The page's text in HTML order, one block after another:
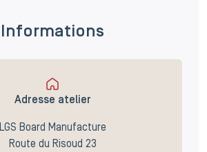
Informations
Adresse atelier
LGS Board Manufacture
Route du Risoud 23